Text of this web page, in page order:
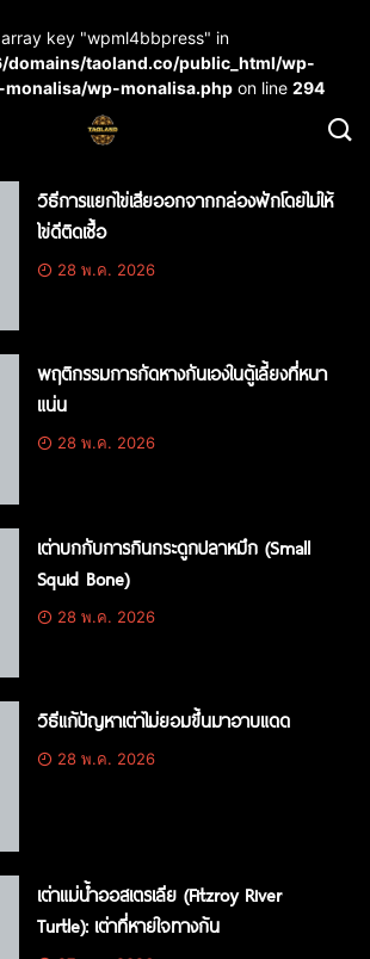
key "wpml4bbpress" in
domains/taoland.co/public_html/wp-
wp-monalisa.php on line 294
วิธีการแยกไข่เสียออกจากกล่องฟักโดยไม่ให้
ไข่ดีติดเชื้อ
28 พ.ค. 2026
พฤติกรรมการกัดหางกันเองในตู้เลี้ยงที่หนา
แน่น
28 พ.ค. 2026
เต่าบกกับการกินกระดูกปลาหมึก (Small
Squid Bone)
28 พ.ค. 2026
วิธีแก้ปัญหาเต่าไม่ยอมขึ้นมาอาบแดด
28 พ.ค. 2026
เต่าแม่น้ำออสเตรเลีย (Fitzroy River
Turtle): เต่าที่หายใจทางก้น